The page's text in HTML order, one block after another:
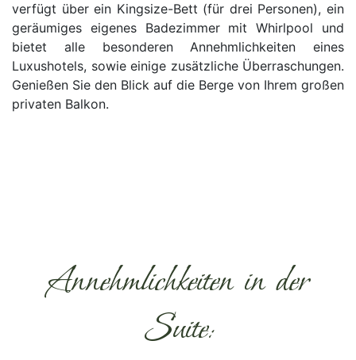
verfügt über ein Kingsize-Bett (für drei Personen), ein
geräumiges eigenes Badezimmer mit Whirlpool und
bietet alle besonderen Annehmlichkeiten eines
Luxushotels, sowie einige zusätzliche Überraschungen.
Genießen Sie den Blick auf die Berge von Ihrem großen
privaten Balkon.
Annehmlichkeiten in der
Suite: